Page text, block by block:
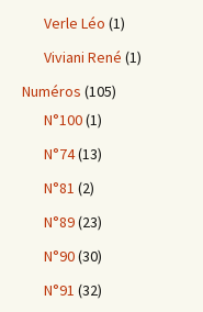
Verle Léo (1)
Viviani René (1)
Numéros (105)
N°100(1)
N°74(13)
N°81 (2)
N°89(23)
N°90(30)
N°91 (32)